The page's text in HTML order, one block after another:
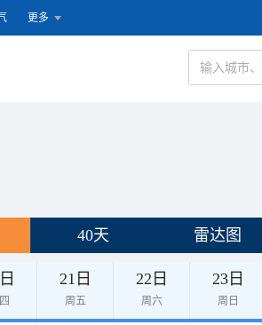
更多
40天 雷达图
21日
周五
22日
周六
23日
周日